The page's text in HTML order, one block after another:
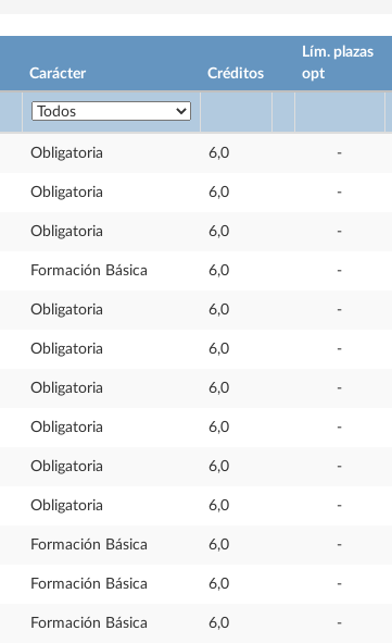
Carácter Créditos
Lím. plazas
opt
Obligatoria 6,0 -
Obligatoria 6,0 -
Obligatoria 6,0 -
Formación Básica 6,0 -
Obligatoria 6,0 -
Obligatoria 6,0 -
Obligatoria 6,0 -
Obligatoria 6,0 -
Obligatoria 6,0 -
Obligatoria 6,0 -
Formación Básica 6,0 -
Formación Básica 6,0 -
Formación Básica 6,0 -